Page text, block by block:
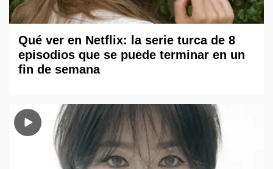
Qué ver en Netflix: la serie turca de 8
episodios que se puede terminar en un
fin de semana